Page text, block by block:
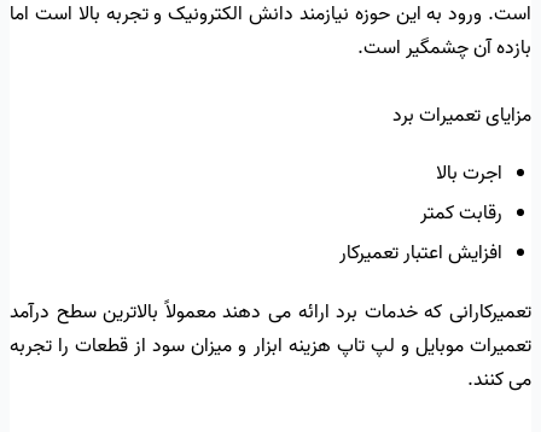
است. ورود به این حوزه نیازمند دانش الکترونیک و تجربه بالا است اما
بازده آن چشمگیر است.
مزایای تعمیرات برد
اجرت بالا
رقابت کمتر
افزایش اعتبار تعمیرکار
تعمیرکارانی که خدمات برد ارائه می دهند معمولاً بالاترین سطح درآمد
تعمیرات موبایل و لپ تاپ هزینه ابزار و میزان سود از قطعات را تجربه
می کنند.